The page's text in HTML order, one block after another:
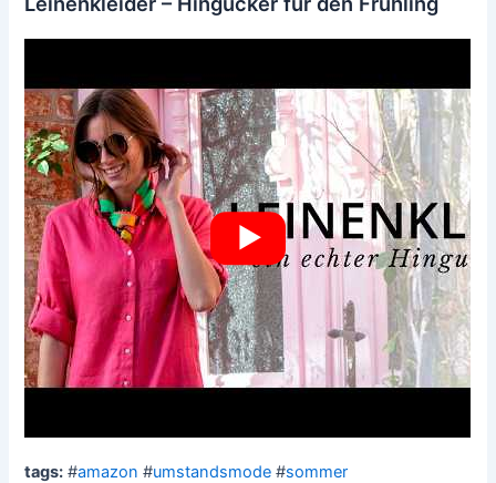
tags: #amazon #umstandsmode #sommer